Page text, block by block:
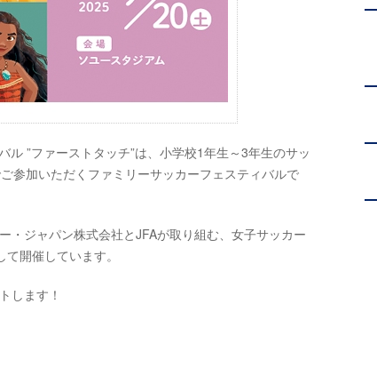
”ファーストタッチ”は、小学校1年生～3年生のサッ
参加いただくファミリーサッカーフェスティバルで
・ジャパン株式会社とJFAが取り組む、女子サッカー
開催しています。
します！